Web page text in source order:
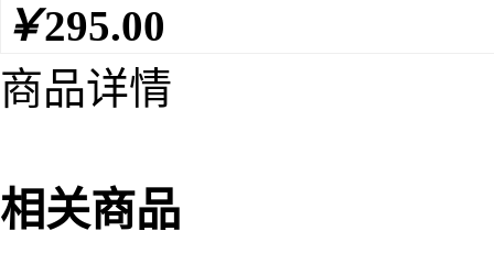
￥295.00
商品详情
相关商品